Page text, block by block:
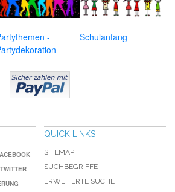
-
Schulanfang
QUICK LINKS
SITEMAP
SUCHBEGRIFFE
ERWEITERTE SUCHE